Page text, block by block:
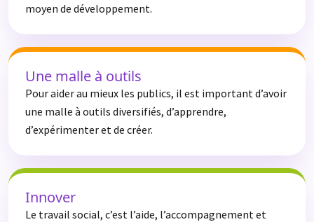
moyen de développement.
Une malle à outils
Pour aider au mieux les publics, il est important d’avoir
une malle à outils diversifiés, d’apprendre,
d’expérimenter et de créer.
Innover
Le travail social, c’est l’aide, l’accompagnement et